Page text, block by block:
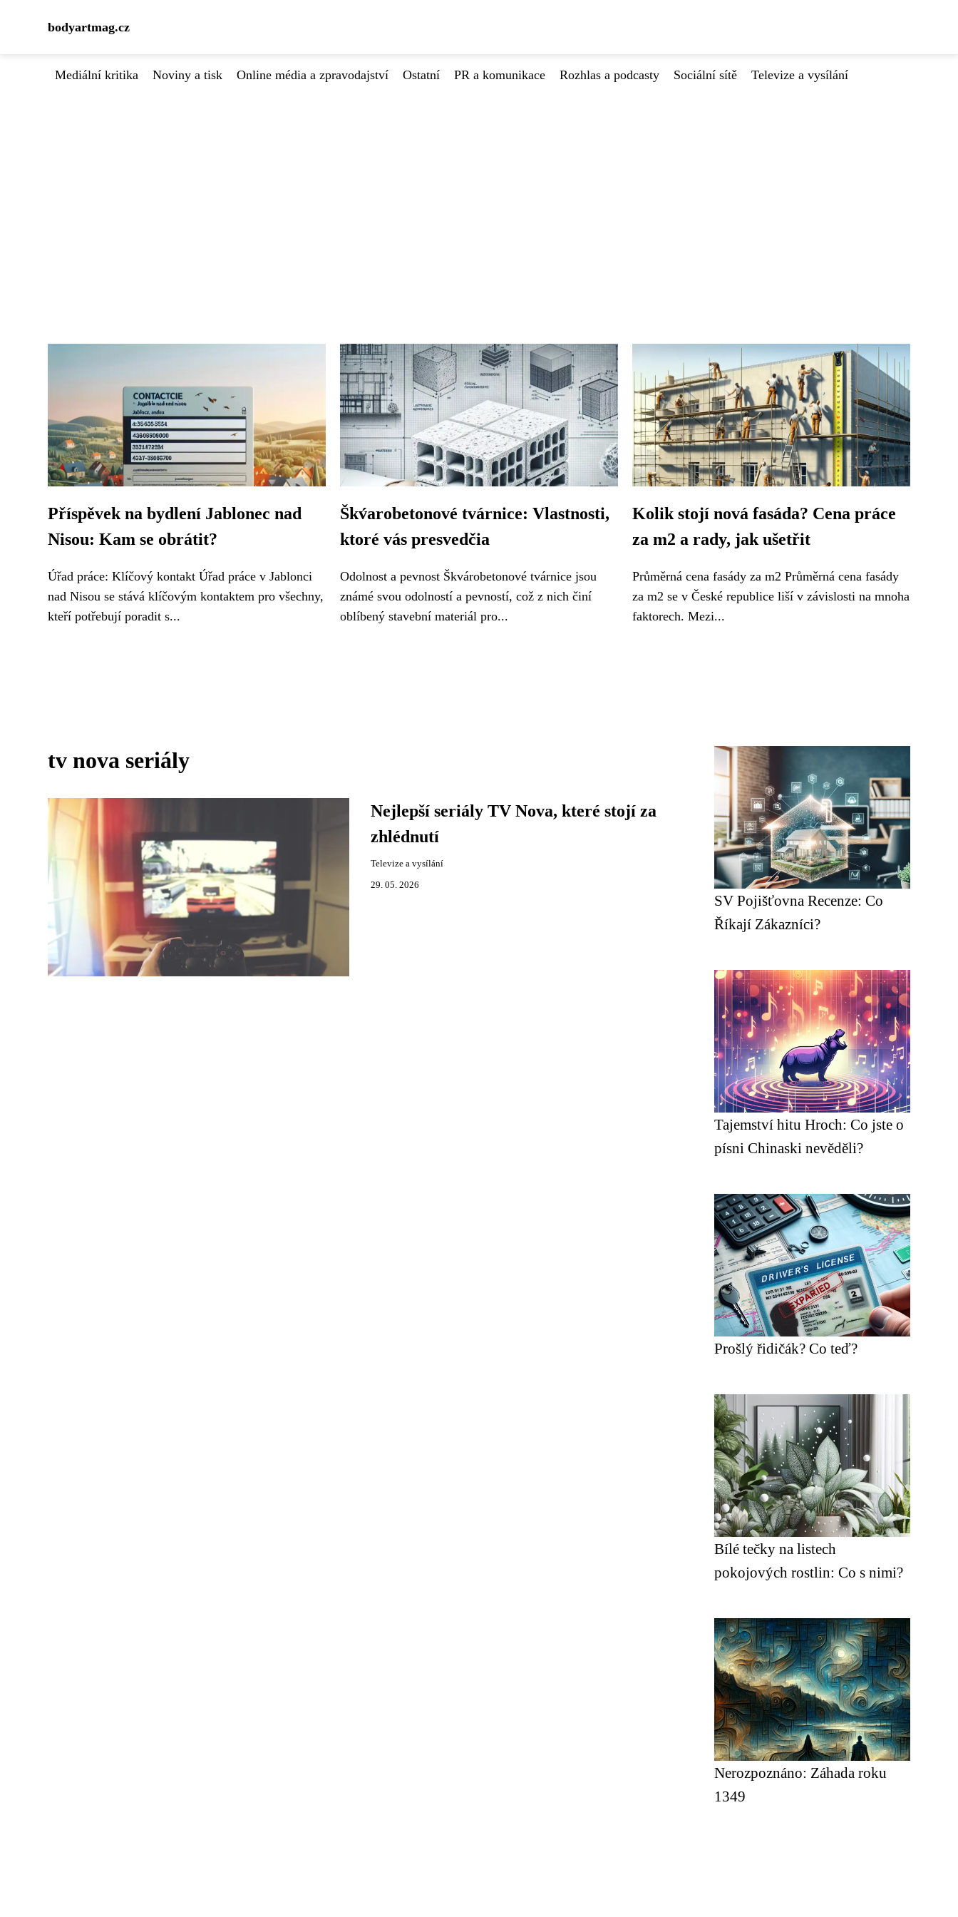
bodyartmag.cz
Mediální kritika Noviny a tisk Online média a zpravodajství Ostatní PR a komunikace Rozhlas a podcasty Sociální sítě Televize a vysílání
Příspěvek na bydlení Jablonec nad
Nisou: Kam se obrátit?
Úřad práce: Klíčový kontakt Úřad práce v Jablonci
nad Nisou se stává klíčovým kontaktem pro všechny,
kteří potřebují poradit s...
Škv́arobetonové tvárnice: Vlastnosti,
ktoré vás presvedčia
Odolnost a pevnost Škvárobetonové tvárnice jsou
známé svou odolností a pevností, což z nich činí
oblíbený stavební materiál pro...
Kolik stojí nová fasáda? Cena práce
za m2 a rady, jak ušetřit
Průměrná cena fasády za m2 Průměrná cena fasády
za m2 se v České republice liší v závislosti na mnoha
faktorech. Mezi...
tv nova seriály
Nejlepší seriály TV Nova, které stojí za
zhlédnutí
Televize a vysílání
29. 05. 2026
SV Pojišťovna Recenze: Co
Říkají Zákazníci?
Tajemství hitu Hroch: Co jste o
písni Chinaski nevěděli?
Prošlý řidičák? Co teď?
Bílé tečky na listech
pokojových rostlin: Co s nimi?
Nerozpoznáno: Záhada roku
1349